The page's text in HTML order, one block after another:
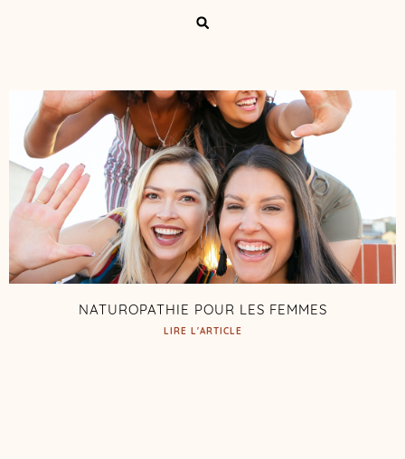
NATUROPATHIE POUR LES FEMMES
LIRE L'ARTICLE